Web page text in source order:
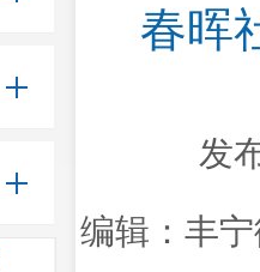
春晖
发
编辑：丰